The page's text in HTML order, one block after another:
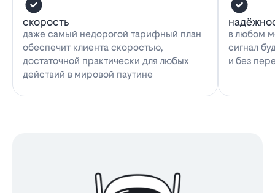
скорость
даже самый недорогой тарифный план
обеспечит клиента скоростью,
достаточной практически для любых
действий в мировой паутине
в любом
сигнал
и без